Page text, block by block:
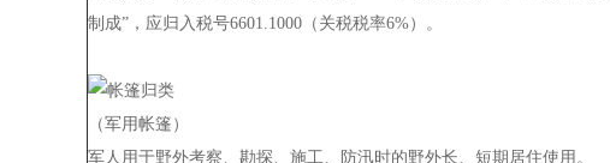
制成”，应归入税号6601.1000（关税税率6%）。
（军用帐篷）
军人用于野外考察、勘探、施工、防汛时的野外长、短期居住使用。